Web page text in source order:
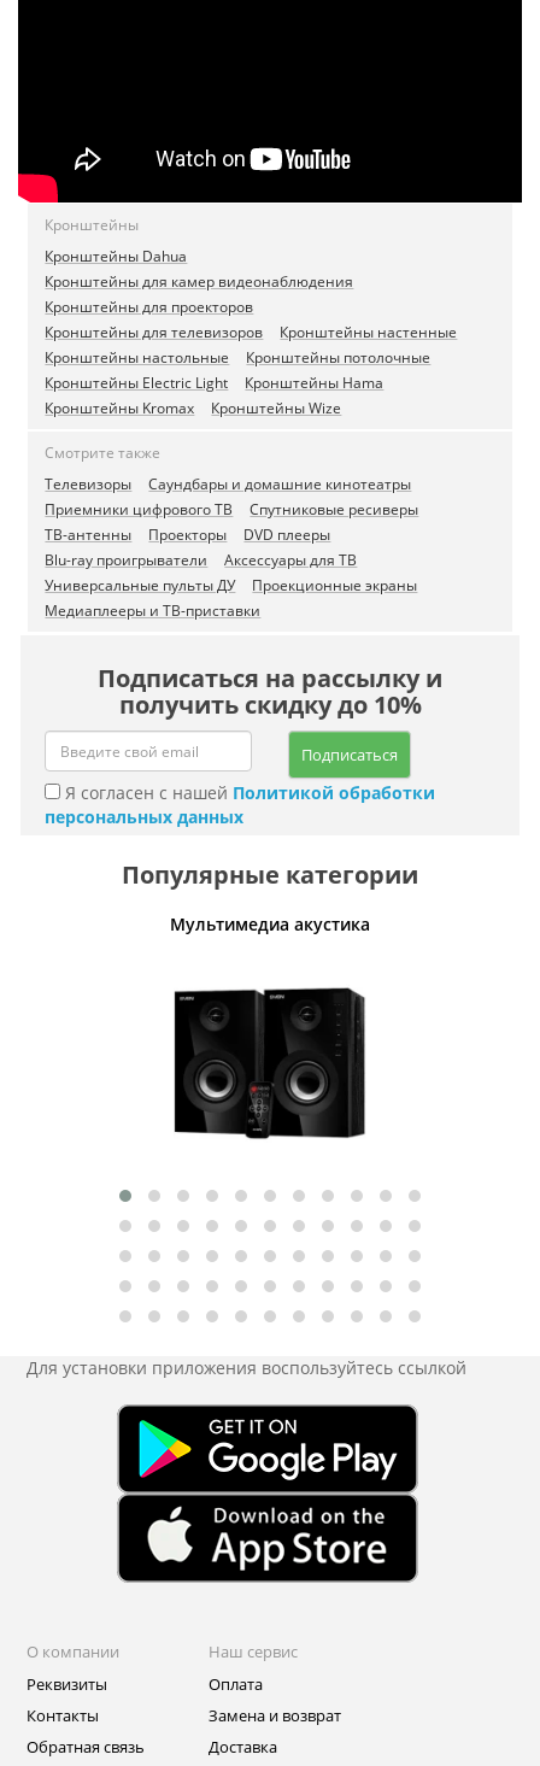
Кронштейны
Кронштейны Dahua
Кронштейны для камер видеонаблюдения
Кронштейны для проекторов
Кронштейны для телевизоров
Кронштейны настенные
Кронштейны настольные
Кронштейны потолочные
Кронштейны Electric Light
Кронштейны Hama
Кронштейны Kromax
Кронштейны Wize
Смотрите также
Телевизоры
Саундбары и домашние кинотеатры
Приемники цифрового ТВ
Спутниковые ресиверы
ТВ-антенны
Проекторы
DVD плееры
Blu-ray проигрыватели
Аксессуары для ТВ
Универсальные пульты ДУ
Проекционные экраны
Медиаплееры и ТВ-приставки
Подписаться на рассылку и
получить скидку до 10%
Подписаться
Я согласен с нашей Политикой обработки
персональных данных
Популярные категории
Мультимедиа акустика
Для установки приложения воспользуйтесь ссылкой
О компании
Реквизиты
Контакты
Обратная связь
Наш сервис
Оплата
Замена и возврат
Доставка